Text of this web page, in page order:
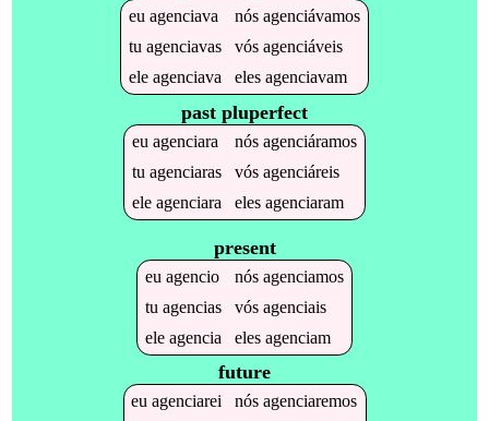
eu agenciava nós agenciávamos
tu agenciavas vós agenciáveis
ele agenciava eles agenciavam
past pluperfect
eu agenciara nós agenciáramos
tu agenciaras vós agenciáreis
ele agenciara eles agenciaram
present
eu agencio nós agenciamos
tu agencias vós agenciais
ele agencia eles agenciam
future
euagenciarei nósagenciaremos